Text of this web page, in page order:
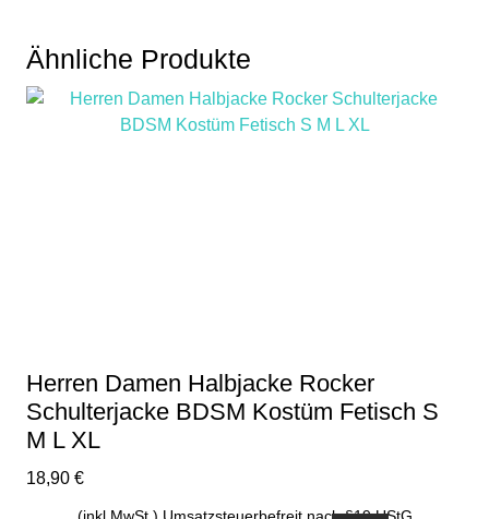
Ähnliche Produkte
Herren Damen Halbjacke Rocker
Schulterjacke BDSM Kostüm Fetisch S
M L XL
18,90 €